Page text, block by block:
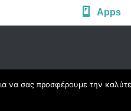
Apps
2017 |
να σας προσφέρουμε την